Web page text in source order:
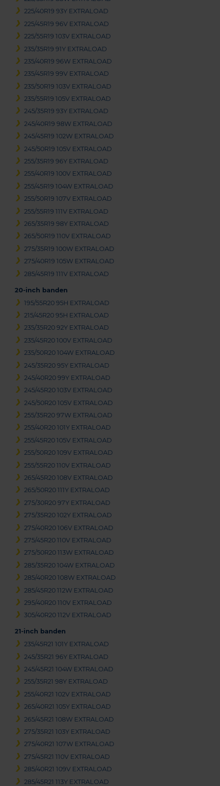
225/40R19 93Y EXTRALOAD
225/45R19 96V EXTRALOAD
225/55R19 103V EXTRALOAD
235/35R19 91Y EXTRALOAD
235/40R19 96W EXTRALOAD
235/45R19 99V EXTRALOAD
235/50R19 103V EXTRALOAD
235/55R19 105V EXTRALOAD
245/35R19 93Y EXTRALOAD
245/40R19 98W EXTRALOAD
245/45R19 102W EXTRALOAD
245/50R19 105V EXTRALOAD
255/35R19 96Y EXTRALOAD
255/40R19 100V EXTRALOAD
255/45R19 104W EXTRALOAD
255/50R19 107V EXTRALOAD
255/55R19 111V EXTRALOAD
265/35R19 98Y EXTRALOAD
265/50R19 110V EXTRALOAD
275/35R19 100W EXTRALOAD
275/40R19 105W EXTRALOAD
285/45R19 111V EXTRALOAD
20-inch banden
195/55R20 95H EXTRALOAD
215/45R20 95H EXTRALOAD
235/35R20 92Y EXTRALOAD
235/45R20 100V EXTRALOAD
235/50R20 104W EXTRALOAD
245/35R20 95Y EXTRALOAD
245/40R20 99Y EXTRALOAD
245/45R20 103V EXTRALOAD
245/50R20 105V EXTRALOAD
255/35R20 97W EXTRALOAD
255/40R20 101Y EXTRALOAD
255/45R20 105V EXTRALOAD
255/50R20 109V EXTRALOAD
255/55R20 110V EXTRALOAD
265/45R20 108V EXTRALOAD
265/50R20 111Y EXTRALOAD
275/30R20 97Y EXTRALOAD
275/35R20 102Y EXTRALOAD
275/40R20 106V EXTRALOAD
275/45R20 110V EXTRALOAD
275/50R20 113W EXTRALOAD
285/35R20 104W EXTRALOAD
285/40R20 108W EXTRALOAD
285/45R20 112W EXTRALOAD
295/40R20 110V EXTRALOAD
305/40R20 112V EXTRALOAD
21-inch banden
235/45R21 101Y EXTRALOAD
245/35R21 96Y EXTRALOAD
245/45R21 104W EXTRALOAD
255/35R21 98Y EXTRALOAD
255/40R21 102V EXTRALOAD
265/40R21 105Y EXTRALOAD
265/45R21 108W EXTRALOAD
275/35R21 103Y EXTRALOAD
275/40R21 107W EXTRALOAD
275/45R21 110V EXTRALOAD
285/40R21 109V EXTRALOAD
285/45R21 113Y EXTRALOAD